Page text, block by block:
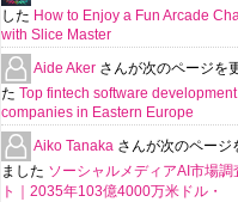
した How to Enjoy a Fun Arcade
with Slice Master
Aide Aker さんが次のページを
た Top fintech software development
companies in Eastern Europe
Aiko Tanaka さんが次のページ
ました ソーシャルメディアAI市場調
ト｜2035年103億4000万米ドル・